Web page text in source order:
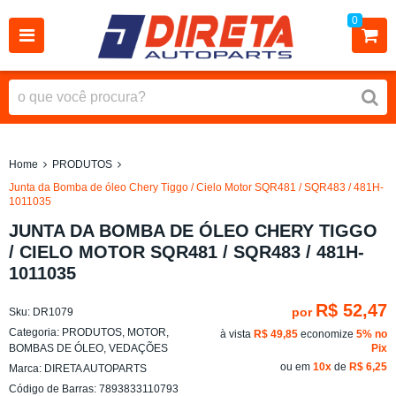
0
Home
PRODUTOS
Junta da Bomba de óleo Chery Tiggo / Cielo Motor SQR481 / SQR483 / 481H-
1011035
JUNTA DA BOMBA DE ÓLEO CHERY TIGGO
/ CIELO MOTOR SQR481 / SQR483 / 481H-
1011035
Sku: DR1079
Categoria: PRODUTOS MOTOR
BOMBAS DE ÓLEO VEDAÇÕES
Marca: DIRETA AUTOPARTS
Código de Barras: 7893833110793
por R$ 52,47
à vista R$ 49,85 economize 5% no
Pix
ou em 10x de R$ 6,25